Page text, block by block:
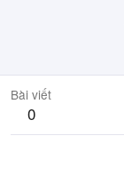
Bài viết
0